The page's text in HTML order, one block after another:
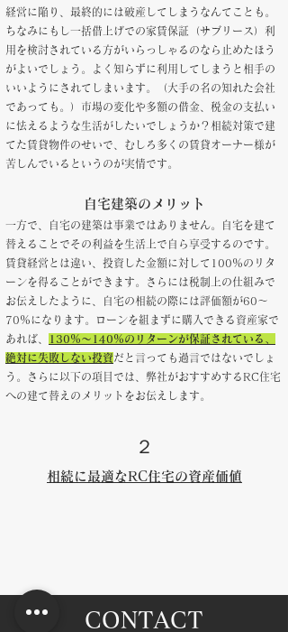
経営に陥り、最終的には破産してしまうなんてことも。
ちなみにもし一括借上げでの家賃保証（サブリース）利
用を検討されている方がいらっしゃるのなら止めたほう
がよいでしょう。よく知らずに利用してしまうと相手の
いいようにされてしまいます。（大手の名の知れた会社
であっても。） 市場の変化や多額の借金、税金の支払い
に怯えるような生活がしたいでしょうか？相続対策で建
てた賃貸物件のせいで、むしろ多くの賃貸オーナー様が
苦しんでいるというのが実情です。
自宅建築のメリット
一方で、自宅の建築は事業ではありません。自宅を建て
替えることでその利益を生活上で自ら享受するのです。
賃貸経営とは違い、投資した金額に対して100％のリタ
ーンを得ることができます。さらには税制上の仕組みで
お伝えしたように、自宅の相続の際には評価額が60～
70％になります。ローンを組まずに購入できる資産家で
あれば、
130％～140％のリターンが保証されている、
絶対に失敗しない投資だと言っても過言ではないでしょ
う。
​さらに以下の項目では、弊社がおすすめするRC住宅
への建て替えのメリットをお伝えします。
２
相続に最適なRC住宅の資産価値
CONTACT